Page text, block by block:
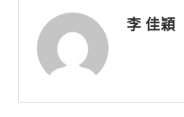
李 佳穎